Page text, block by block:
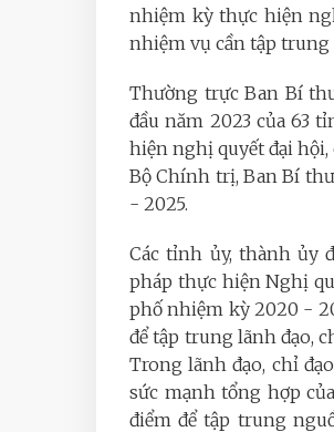
nhiệm kỳ thực hiện
nhiệm vụ cần tập
Thường trực Ban Bí
đầu năm 2023 của 63
hiện nghị quyết đại
Bộ Chính trị, Ban Bí
- 2025.
Các tỉnh ủy, thành ủy
pháp thực hiện Nghị
phố nhiệm kỳ 2020 -
để tập trung lãnh đạo,
Trong lãnh đạo, chỉ
sức mạnh tổng hợp
điểm để tập trung